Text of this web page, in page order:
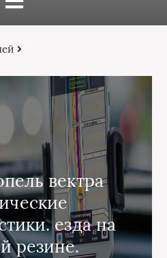
вектра
езда на
резине.